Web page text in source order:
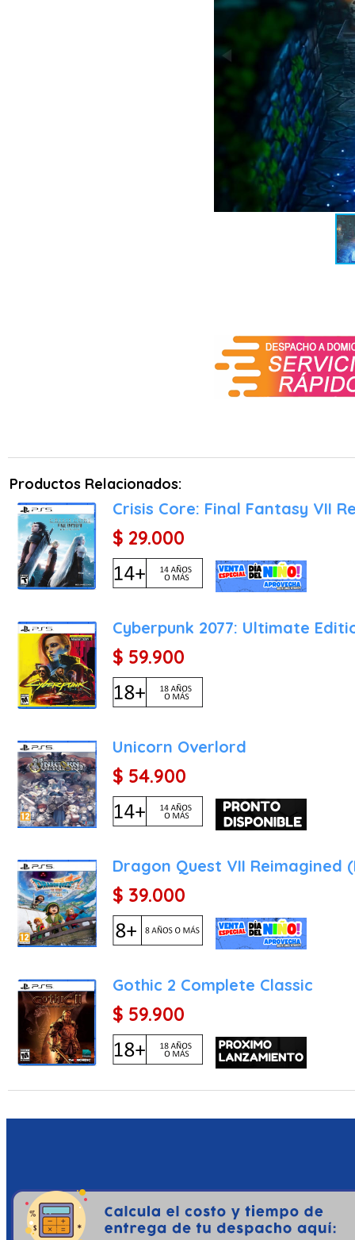
Productos Relacionados:
Crisis Core: Final Fantasy VII
$ 29.000
Cyberpunk 2077: Ultimate
$ 59.900
Unicorn Overlord
$ 54.900
Dragon Quest VII Reimagined
$ 39.000
Gothic 2 Complete Classic
$ 59.900